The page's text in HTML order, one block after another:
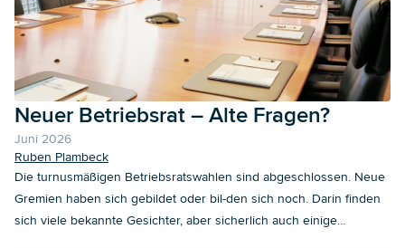
Neuer Betriebsrat – Alte Fragen?
Juni 2026
Ruben Plambeck
Die turnusmäßigen Betriebsratswahlen sind abgeschlossen. Neue
Gremien haben sich gebildet oder bil-den sich noch. Darin finden
sich viele bekannte Gesichter, aber sicherlich auch einige